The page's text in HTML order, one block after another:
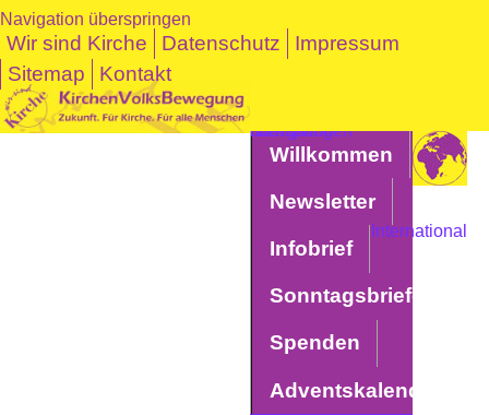
Navigation überspringen
Wir sind Kirche Datenschutz
Impressum
Sitemap
Kontakt
International
Navigation überspringen
Willkommen
Newsletter
Infobrief
Sonntagsbriefe
Spenden
Adventskalender